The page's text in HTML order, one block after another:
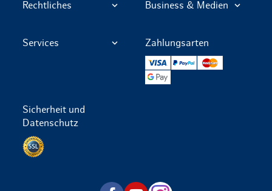
Rechtliches Business & Medien
Services Zahlungsarten
VISA PayPal
Sicherheit und
Datenschutz